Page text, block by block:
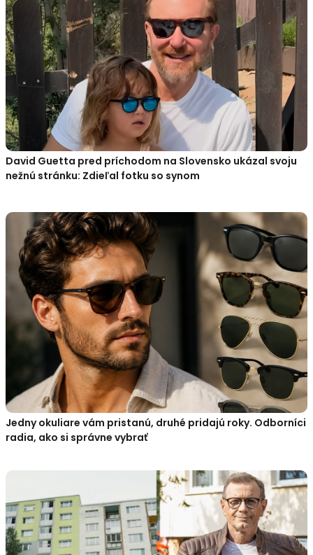
David Guetta pred príchodom na Slovensko ukázal svoju
nežnú stránku: Zdieľal fotku so synom
Jedny okuliare vám pristanú, druhé pridajú roky. Odborníci
radia, ako si správne vybrať